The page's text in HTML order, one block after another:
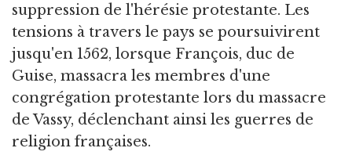
suppression de l'hérésie protestante. Les
tensions à travers le pays se poursuivirent
jusqu'en 1562, lorsque François, duc de
Guise, massacra les membres d'une
congrégation protestante lors du massacre
de Vassy, déclenchant ainsi les guerres de
religion françaises.